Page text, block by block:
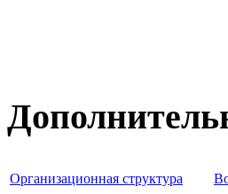
Организационная структура